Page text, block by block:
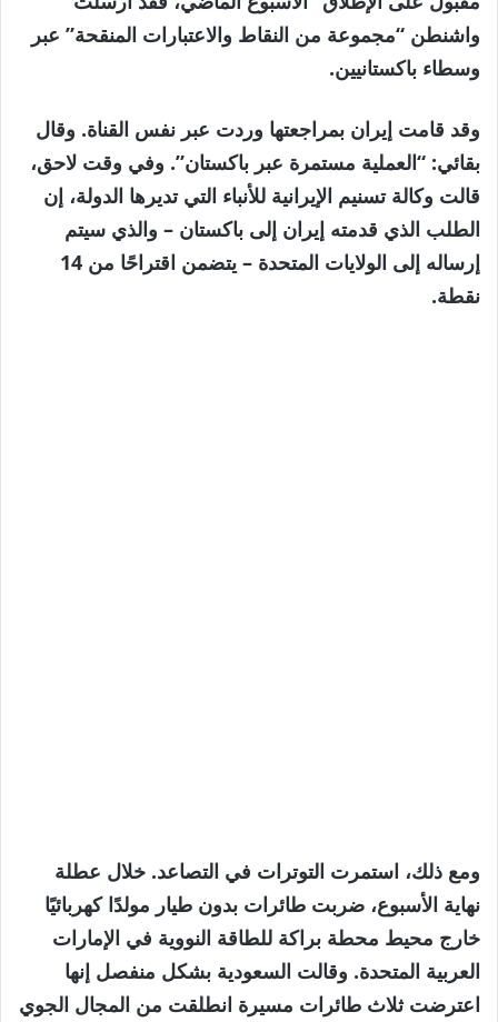
واشنطن “مجموعة من النقاط والاعتبارات المنقحة” عبر
وسطاء باكستانيين.
وقد قامت إيران بمراجعتها وردت عبر نفس القناة. وقال
بقائي: “العملية مستمرة عبر باكستان”. وفي وقت لاحق،
قالت وكالة تسنيم الإيرانية للأنباء التي تديرها الدولة، إن
الطلب الذي قدمته إيران إلى باكستان – والذي سيتم
إرساله إلى الولايات المتحدة – يتضمن اقتراحًا من 14
نقطة.
ومع ذلك، استمرت التوترات في التصاعد. خلال عطلة
نهاية الأسبوع، ضربت طائرات بدون طيار مولدًا كهربائيًا
خارج محيط محطة براكة للطاقة النووية في الإمارات
العربية المتحدة. وقالت السعودية بشكل منفصل إنها
اعترضت ثلاث طائرات مسيرة انطلقت من المجال الجوي